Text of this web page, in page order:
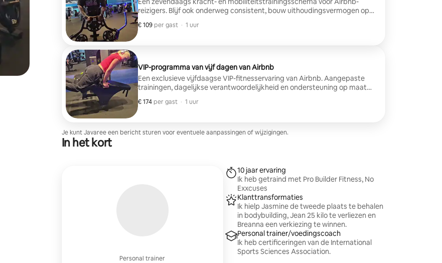
reizigers. Blijf ook onderweg consistent, bouw uithoudingsvermogen op
en blijf fit.
€ 109 per gast
€ 109 per gast
, · 1 uur
VIP-programma van vijf dagen van Airbnb
Een exclusieve vijfdaagse VIP-fitnesservaring van Airbnb. Aangepaste
trainingen, dagelijkse verantwoordelijkheid en ondersteuning op maat
€ 174 per gast
€ 174 per gast
, · 1 uur
Je kunt Javaree een bericht sturen voor eventuele aanpassingen of wijzigingen.
In het kort
Personal trainer
10 jaar ervaring
Ik heb getraind met Pro Builder Fitness, No
Exxcuses
Klanttransformaties
Ik hielp Jasmine de tweede plaats te behalen
in bodybuilding, Jean 25 kilo te verliezen en
Breanna een verkiezing te winnen.
Personal trainer/voedingscoach
Ik heb certificeringen van de International
Sports Sciences Association.